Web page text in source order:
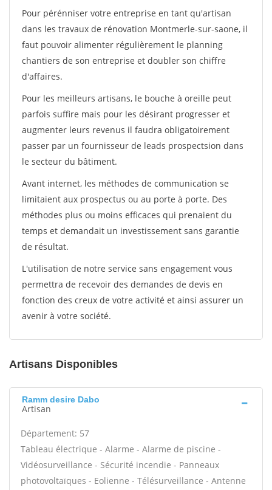
Pour pérénniser votre entreprise en tant qu'artisan
dans les travaux de rénovation Montmerle-sur-saone, il
faut pouvoir alimenter régulièrement le planning
chantiers de son entreprise et doubler son chiffre
d'affaires.
Pour les meilleurs artisans, le bouche à oreille peut
parfois suffire mais pour les désirant progresser et
augmenter leurs revenus il faudra obligatoirement
passer par un fournisseur de leads prospectsion dans
le secteur du bâtiment.
Avant internet, les méthodes de communication se
limitaient aux prospectus ou au porte à porte. Des
méthodes plus ou moins efficaces qui prenaient du
temps et demandait un investissement sans garantie
de résultat.
L'utilisation de notre service sans engagement vous
permettra de recevoir des demandes de devis en
fonction des creux de votre activité et ainsi assurer un
avenir à votre société.
Artisans Disponibles
Ramm desire Dabo
Artisan
Département: 57
Tableau électrique - Alarme - Alarme de piscine -
Vidéosurveillance - Sécurité incendie - Panneaux
photovoltaïques - Eolienne - Télésurveillance - Antenne